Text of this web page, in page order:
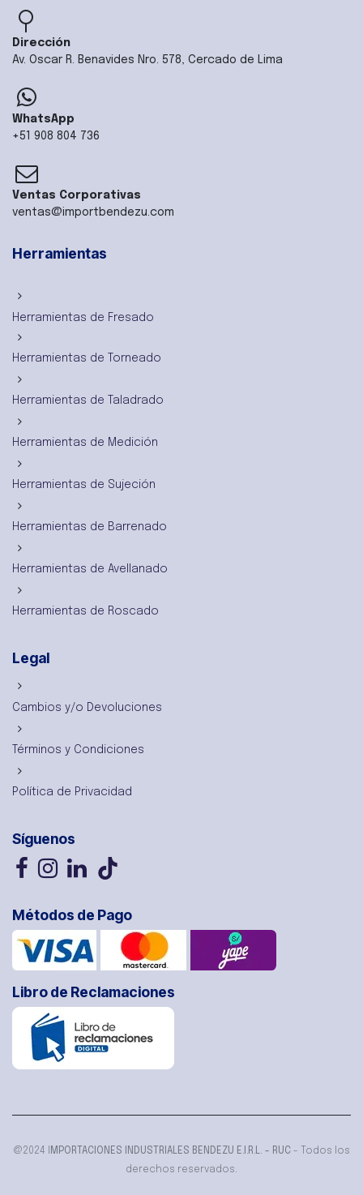
Dirección
Av. Oscar R. Benavides Nro. 578, Cercado de Lima
WhatsApp
+51 908 804 736
Ventas Corporativas
ventas@importbendezu.com
Herramientas
Herramientas de Fresado
Herramientas de Torneado
Herramientas de Taladrado
Herramientas de Medición
Herramientas de Sujeción
Herramientas de Barrenado
Herramientas de Avellanado
Herramientas de Roscado
Legal
Cambios y/o Devoluciones
Términos y Condiciones
Política de Privacidad
Síguenos
Métodos de Pago
Libro de Reclamaciones
@2024 I MPORTACIONES INDUSTRIALES BENDEZU E.I.R.L. - RUC - Todos los
derechos reservados.